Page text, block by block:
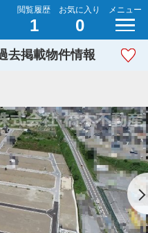
閲覧履歴
1
お気に入り
0
メニュー
去掲載物件情報